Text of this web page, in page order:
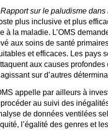
Rapport sur le paludisme dans
plus inclusive et plus
à la maladie. L’OMS
aux soins de santé
et efficaces. Les pays
aux causes
sur d’autres
appelle par ailleurs à
au suivi des
de données ventilées
l’égalité des genres et